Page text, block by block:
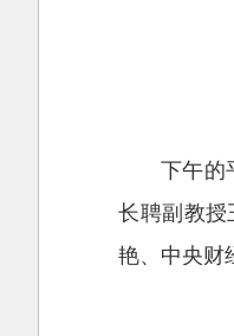
下午的
长聘副教授
艳、中央财